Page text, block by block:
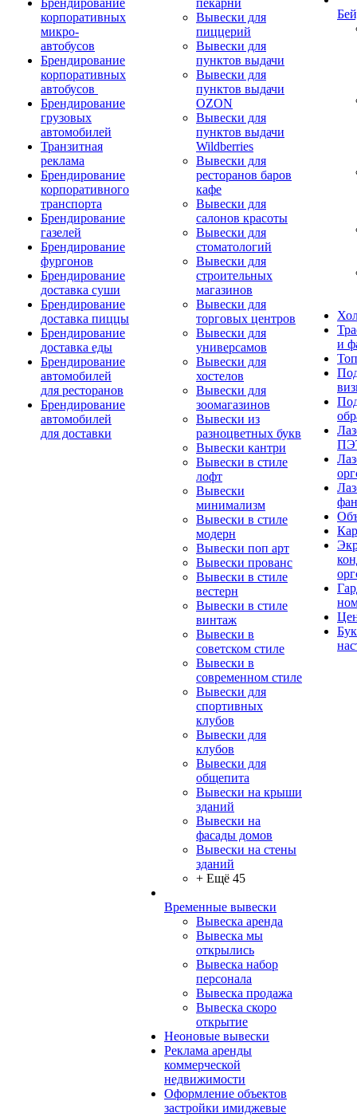
Брендирование
корпоративных
микро-
автобусов
Брендирование
корпоративных
автобусов
Брендирование
грузовых
автомобилей
Транзитная
реклама
Брендирование
корпоративного
транспорта
Брендирование
газелей
Брендирование
фургонов
Брендирование
доставка суши
Брендирование
доставка пиццы
Брендирование
доставка еды
Брендирование
автомобилей
для ресторанов
Брендирование
автомобилей
для доставки
пекарни
Вывески для
пиццерий
Вывески для
пунктов выдачи
Вывески для
пунктов выдачи
OZON
Вывески для
пунктов выдачи
Wildberries
Вывески для
ресторанов баров
кафе
Вывески для
салонов красоты
Вывески для
стоматологий
Вывески для
строительных
магазинов
Вывески для
торговых центров
Вывески для
универсамов
Вывески для
хостелов
Вывески для
зоомагазинов
Вывески из
разноцветных букв
Вывески кантри
Вывески в стиле
лофт
Вывески
минимализм
Вывески в стиле
модерн
Вывески поп арт
Вывески прованс
Вывески в стиле
вестерн
Вывески в стиле
винтаж
Вывески в
советском стиле
Вывески в
современном стиле
Вывески для
спортивных
клубов
Вывески для
клубов
Вывески для
общепита
Вывески на крыши
зданий
Вывески на
фасады домов
Вывески на стены
зданий
+ Ещё 45
Временные вывески
Вывеска аренда
Вывеска мы
открылись
Вывеска набор
персонала
Вывеска продажа
Вывеска скоро
открытие
Неоновые вывески
Реклама аренды
коммерческой
недвижимости
Оформление объектов
застройки имиджевые
и